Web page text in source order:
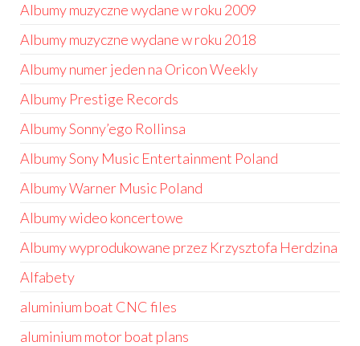
Albumy muzyczne wydane w roku 2009
Albumy muzyczne wydane w roku 2018
Albumy numer jeden na Oricon Weekly
Albumy Prestige Records
Albumy Sonny’ego Rollinsa
Albumy Sony Music Entertainment Poland
Albumy Warner Music Poland
Albumy wideo koncertowe
Albumy wyprodukowane przez Krzysztofa Herdzina
Alfabety
aluminium boat CNC files
aluminium motor boat plans